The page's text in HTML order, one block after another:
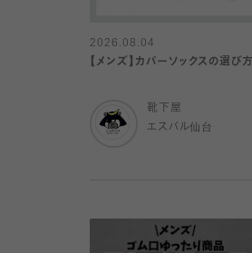
2026.08.04
【メンズ】カバーソックスの選び方
靴下屋
エスパル仙台